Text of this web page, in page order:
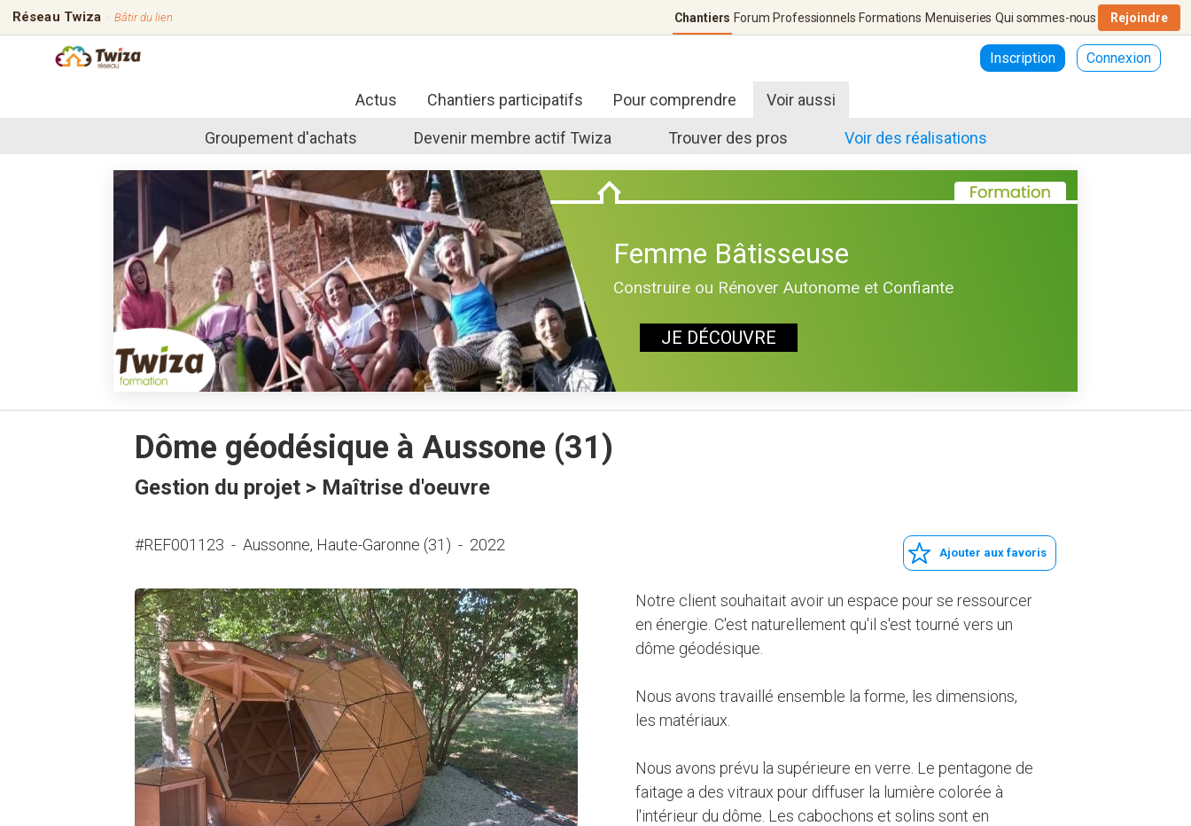
Réseau Twiza · Bâtir du lien Chantiers Forum Professionnels Formations Menuiseries Qui sommes-nous Rejoindre
Inscription Connexion
Actus Chantiers participatifs Pour comprendre Voir aussi
Groupement d'achats Devenir membre actif Twiza Trouver des pros Voir des réalisations
Femme Bâtisseuse
Construire ou Rénover Autonome et Confiante
JE DÉCOUVRE
Dôme géodésique à Aussone (31)
Gestion du projet > Maîtrise d'oeuvre
#REF001123 - Aussonne, Haute-Garonne (31) - 2022 Ajouter aux favoris
Notre client souhaitait avoir un espace pour se ressourcer
en énergie. C'est naturellement qu'il s'est tourné vers un
dôme géodésique.
Nous avons travaillé ensemble la forme, les dimensions,
les matériaux.
Nous avons prévu la supérieure en verre. Le pentagone de
faitage a des vitraux pour diffuser la lumière colorée à
l'intérieur du dôme. Les cabochons et solins sont en